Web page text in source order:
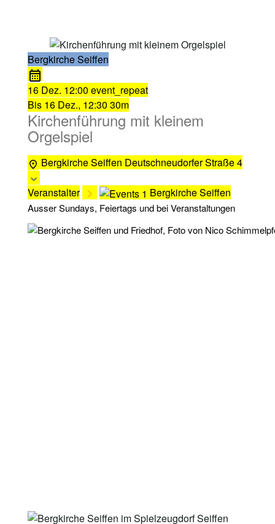
Bergkirche Seiffen
16 Dez. 12:00 event_repeat
Bis 16 Dez., 12:30 30m
Kirchenführung mit kleinem
Orgelspiel
Bergkirche Seiffen Deutschneudorfer Straße 4
Veranstalter Bergkirche Seiffen
Ausser Sundays, Feiertags und bei Veranstaltungen